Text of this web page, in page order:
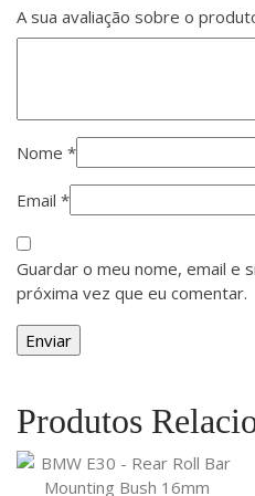
A sua avaliação sobre o
Nome *
Email *
Guardar o meu nome, email e
próxima vez que eu comentar.
Produtos